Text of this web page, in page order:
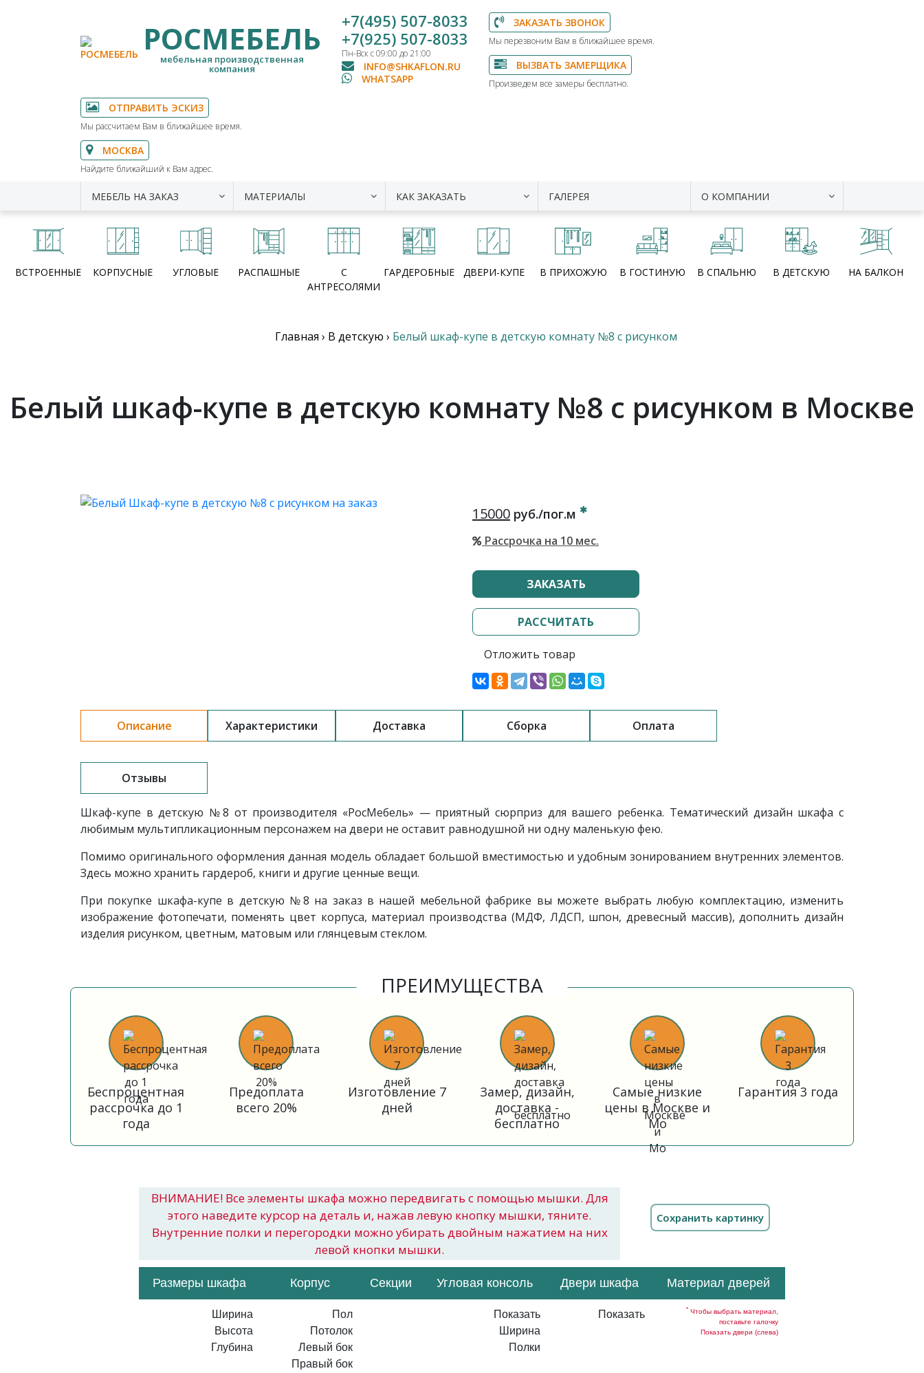
РОСМЕБЕЛЬ
мебельная производственная
компания
+7(495) 507-8033
+7(925) 507-8033
Пн-Вск с 09:00 до 21:00
INFO@SHKAFLON.RU
WHATSAPP
ЗАКАЗАТЬ ЗВОНОК
Мы перезвоним Вам в ближайшее время.
ВЫЗВАТЬ ЗАМЕРЩИКА
Произведем все замеры бесплатно.
ОТПРАВИТЬ ЭСКИЗ
Мы рассчитаем Вам в ближайшее время.
МОСКВА
Найдите ближайший к Вам адрес.
МЕБЕЛЬ НА ЗАКАЗ МАТЕРИАЛЫ КАК ЗАКАЗАТЬ ГАЛЕРЕЯ О КОМПАНИИ
ВСТРОЕННЫЕ КОРПУСНЫЕ УГЛОВЫЕ РАСПАШНЫЕ
С
АНТРЕСОЛЯМИ
ГАРДЕРОБНЫЕ ДВЕРИ-КУПЕ В ПРИХОЖУЮ В ГОСТИНУЮ В СПАЛЬНЮ В ДЕТСКУЮ НА БАЛКОН
Главная › В детскую › Белый шкаф-купе в детскую комнату №8 с рисунком
Белый шкаф-купе в детскую комнату №8 с рисунком в Москве
15000 руб./пог.м
Рассрочка на 10 мес.
ЗАКАЗАТЬ
РАССЧИТАТЬ
Отложить товар
Описание Характеристики Доставка Сборка Оплата
Отзывы
Шкаф-купе в детскую №8 от производителя «РосМебель» — приятный сюрприз для вашего ребенка. Тематический дизайн шкафа с
любимым мультипликационным персонажем на двери не оставит равнодушной ни одну маленькую фею.
Помимо оригинального оформления данная модель обладает большой вместимостью и удобным зонированием внутренних элементов.
Здесь можно хранить гардероб, книги и другие ценные вещи.
При покупке шкафа-купе в детскую №8 на заказ в нашей мебельной фабрике вы можете выбрать любую комплектацию, изменить
изображение фотопечати, поменять цвет корпуса, материал производства (МДФ, ЛДСП, шпон, древесный массив), дополнить дизайн
изделия рисунком, цветным, матовым или глянцевым стеклом.
ПРЕИМУЩЕСТВА
Беспроцентная
рассрочка до 1
года
Предоплата
всего 20%
Изготовление 7
дней
Замер, дизайн,
доставка -
бесплатно
Самые низкие
цены в Москве и
Мо
Гарантия 3 года
ВНИМАНИЕ! Все элементы шкафа можно передвигать с помощью мышки. Для
этого наведите курсор на деталь и, нажав левую кнопку мышки, тяните.
Внутренние полки и перегородки можно убирать двойным нажатием на них
левой кнопки мышки.
Размеры шкафа Корпус Секции Угловая консоль Двери шкафа Материал дверей
Ширина
Высота
Глубина
Пол
Потолок
Левый бок
Правый бок
Показать
Ширина
Полки
Показать * Чтобы выбрать материал,
поставьте галочку
Показать двери (слева)